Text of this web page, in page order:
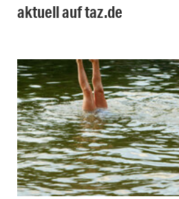
aktuell auf taz.de